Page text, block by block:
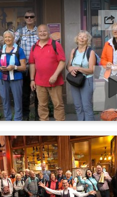
Démarrer diaporama